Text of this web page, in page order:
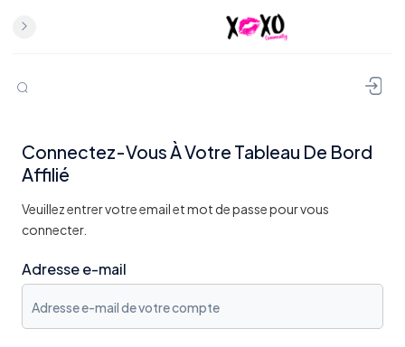
Connectez-Vous À Votre Tableau De Bord
Affilié
Veuillez entrer votre email et mot de passe pour vous
connecter.
Adresse e-mail